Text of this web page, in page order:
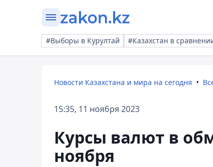
#Выборы в Курултай #Казахстан в
Новости Казахстана и мира на сегодня
15:35, 11 ноября 2023
Курсы валют в
ноября